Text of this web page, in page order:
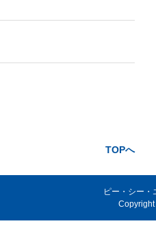
TOPへ
ピー・シー
Copyright